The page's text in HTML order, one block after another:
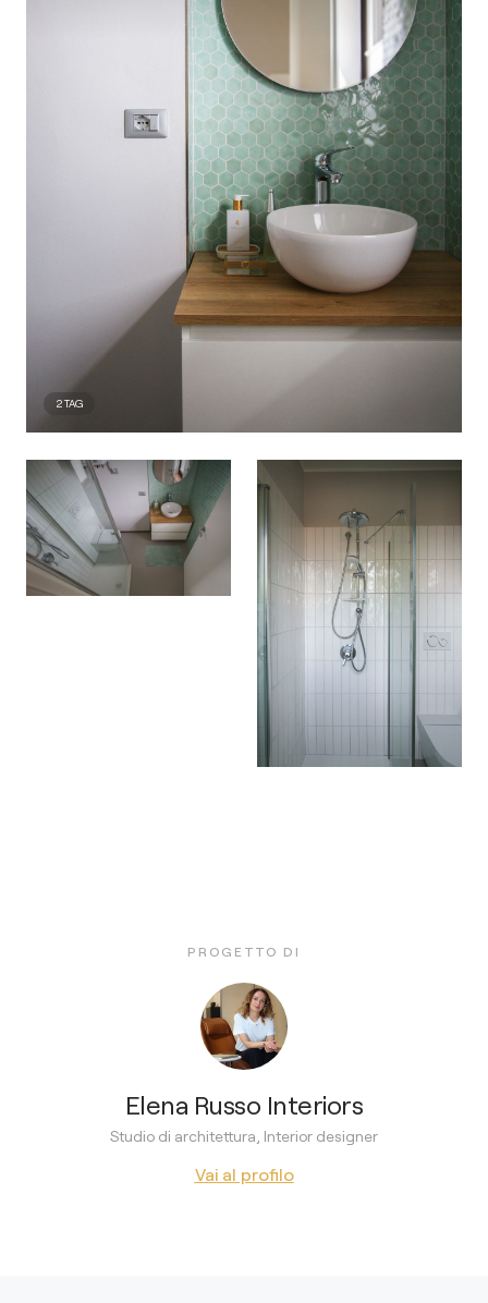
2TAG
PROGETTO DI
Elena Russo Interiors
Studio di architettura, Interior designer
Vai al profilo